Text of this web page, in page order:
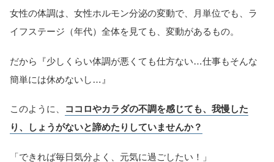
女性の体調は、女性ホルモン分泌の変動で、月単位でも、ラ
イフステージ（年代）全体を見ても、変動があるもの。
だから『少しくらい体調が悪くても仕方ない…仕事もそんな
簡単には休めないし…』
このように、
ココロやカラダの不調を感じても、我慢した
り、しょうがないと諦めたりしていませんか？
「できれば毎日気分よく、元気に過ごしたい！」